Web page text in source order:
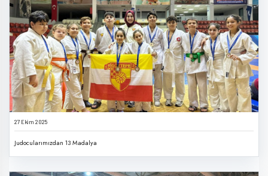
27 Ekim 2025
Judocularımızdan 13 Madalya